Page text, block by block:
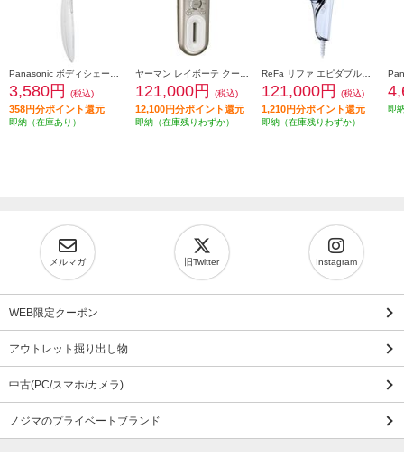
3,580円 (税込)
358円分ポイント還元
即納（在庫あり）
121,000円 (税込)
12,100円分ポイント還元
即納（在庫残りわずか）
121,000円 (税込)
1,210円分ポイント還元
即納（在庫残りわずか）
即
メルマガ 旧Twitter Instagram
WEB限定クーポン
アウトレット掘り出し物
中古(PC/スマホ/カメラ)
ノジマのプライベートブランド